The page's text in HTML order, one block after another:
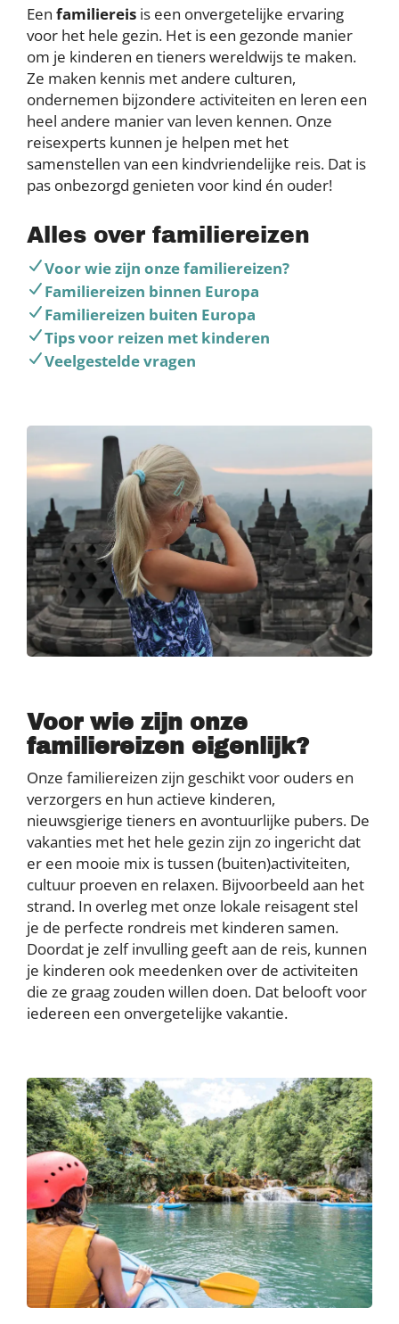
Een familiereis is een onvergetelijke ervaring
voor het hele gezin. Het is een gezonde manier
om je kinderen en tieners wereldwijs te maken.
Ze maken kennis met andere culturen,
ondernemen bijzondere activiteiten en leren een
heel andere manier van leven kennen. Onze
reisexperts kunnen je helpen met het
samenstellen van een kindvriendelijke reis. Dat is
pas onbezorgd genieten voor kind én ouder!
Alles over familiereizen
Voor wie zijn onze familiereizen?
Familiereizen binnen Europa
Familiereizen buiten Europa
Tips voor reizen met kinderen
Veelgestelde vragen
Voor wie zijn onze
familiereizen eigenlijk?
Onze familiereizen zijn geschikt voor ouders en
verzorgers en hun actieve kinderen,
nieuwsgierige tieners en avontuurlijke pubers. De
vakanties met het hele gezin zijn zo ingericht dat
er een mooie mix is tussen (buiten)activiteiten,
cultuur proeven en relaxen. Bijvoorbeeld aan het
strand. In overleg met onze lokale reisagent stel
je de perfecte rondreis met kinderen samen.
Doordat je zelf invulling geeft aan de reis, kunnen
je kinderen ook meedenken over de activiteiten
die ze graag zouden willen doen. Dat belooft voor
iedereen een onvergetelijke vakantie.